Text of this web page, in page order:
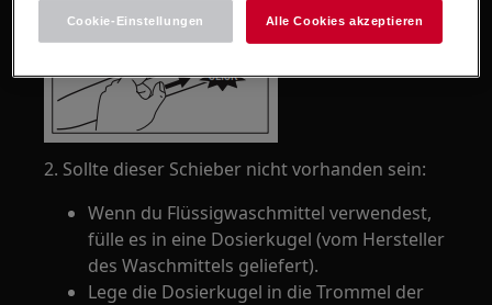
2. Sollte dieser Schieber nicht vorhanden sein:
Wenn du Flüssigwaschmittel verwendest,
fülle es in eine Dosierkugel (vom Hersteller
des Waschmittels geliefert).
Lege die Dosierkugel in die Trommel der
Cookie-Einstellungen Alle Cookies akzeptieren